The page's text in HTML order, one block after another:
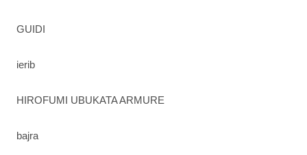
GUIDI
ierib
HIROFUMI UBUKATA ARMURE
bajra